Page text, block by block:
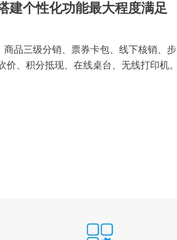
建个性化功能最大程度满足
品三级分销、票券卡包、线下核销、步
、积分抵现、在线桌台、无线打印机。